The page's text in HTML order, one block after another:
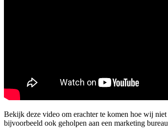
Bekijk deze video om erachter te komen hoe wij
bijvoorbeeld ook geholpen aan een marketing